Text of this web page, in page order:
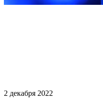
2 декабря 2022